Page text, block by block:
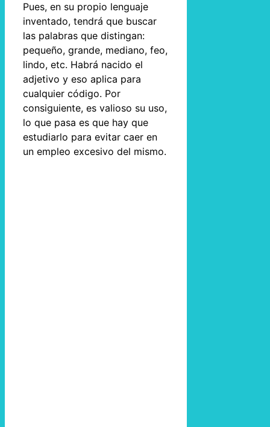
Pues, en su propio lenguaje
inventado, tendrá que buscar
las palabras que distingan:
pequeño, grande, mediano, feo,
lindo, etc. Habrá nacido el
adjetivo y eso aplica para
cualquier código. Por
consiguiente, es valioso su uso,
lo que pasa es que hay que
estudiarlo para evitar caer en
un empleo excesivo del mismo.